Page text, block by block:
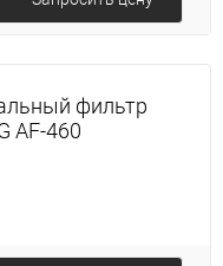
фильтр
AF-460